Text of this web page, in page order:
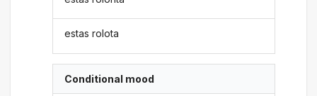
estas rolota
Conditional mood